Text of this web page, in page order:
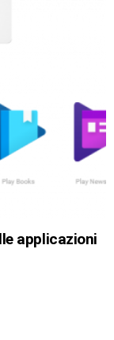
applicazioni